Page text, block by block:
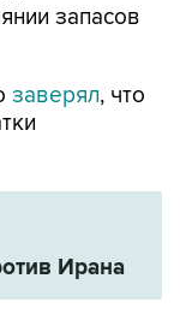
запасов
заверял, что
Ирана